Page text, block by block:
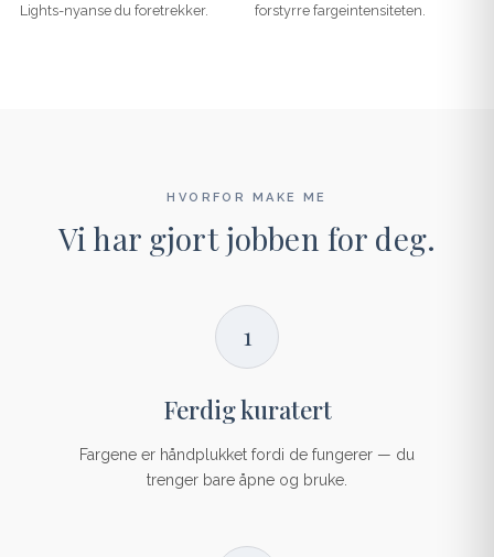
Lights-nyanse du foretrekker.
forstyrre fargeintensiteten.
HVORFOR MAKE ME
Vi har gjort jobben for deg.
1
Ferdig kuratert
Fargene er håndplukket fordi de fungerer — du
trenger bare åpne og bruke.